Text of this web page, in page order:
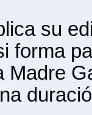
su
forma
Madre